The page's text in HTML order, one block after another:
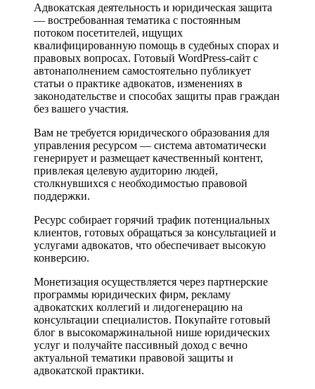
Адвокатская деятельность и юридическая защита
— востребованная тематика с постоянным
потоком посетителей, ищущих
квалифицированную помощь в судебных спорах и
правовых вопросах. Готовый WordPress-сайт с
автонаполнением самостоятельно публикует
статьи о практике адвокатов, изменениях в
законодательстве и способах защиты прав граждан
без вашего участия.
Вам не требуется юридического образования для
управления ресурсом — система автоматически
генерирует и размещает качественный контент,
привлекая целевую аудиторию людей,
столкнувшихся с необходимостью правовой
поддержки.
Ресурс собирает горячий трафик потенциальных
клиентов, готовых обращаться за консультацией и
услугами адвокатов, что обеспечивает высокую
конверсию.
Монетизация осуществляется через партнерские
программы юридических фирм, рекламу
адвокатских коллегий и лидогенерацию на
консультации специалистов. Покупайте готовый
блог в высокомаржинальной нише юридических
услуг и получайте пассивный доход с вечно
актуальной тематики правовой защиты и
адвокатской практики.